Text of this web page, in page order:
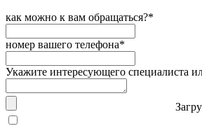
как можно к вам обращаться?*
номер вашего телефона*
Укажите интересующего специалиста